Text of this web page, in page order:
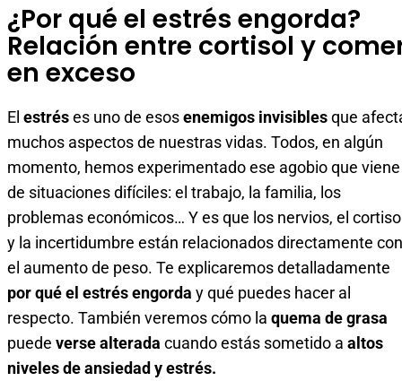
¿Por qué el estrés engorda?
Relación entre cortisol y
en exceso
El estréses uno de esosenemigos invisiblesque
muchos aspectos de nuestras vidas. Todos, en algún
momento, hemos experimentado ese agobio que viene
de situaciones difíciles: el trabajo, la familia, los
problemas económicos… Y es que los nervios, el
y la incertidumbre están relacionados directamente con
el aumento de peso. Te explicaremos detalladamente
por qué el estrés engorda y qué puedes hacer al
respecto. También veremos cómo la quema de grasa
puede verse alterada cuando estás sometido a altos
niveles de ansiedad y estrés.